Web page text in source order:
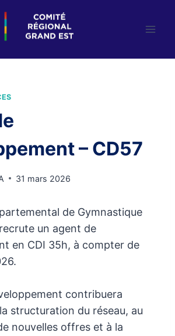
– CD57
31 mars 2026
de Gymnastique
un agent de
en CDI 35h, à compter de
contribuera
structuration du réseau, au
nouvelles offres et à la